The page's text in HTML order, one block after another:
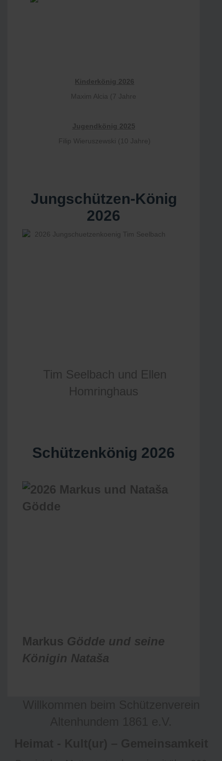
Kinderkönig 2026
Maxim Alcia (7 Jahre
Jugendkönig 2025
Filip Wieruszewski (10 Jahre)
Jungschützen-König
2026
Tim Seelbach und Ellen
Homringhaus
Schützenkönig 2026
Markus Gödde und seine
Königin Nataša